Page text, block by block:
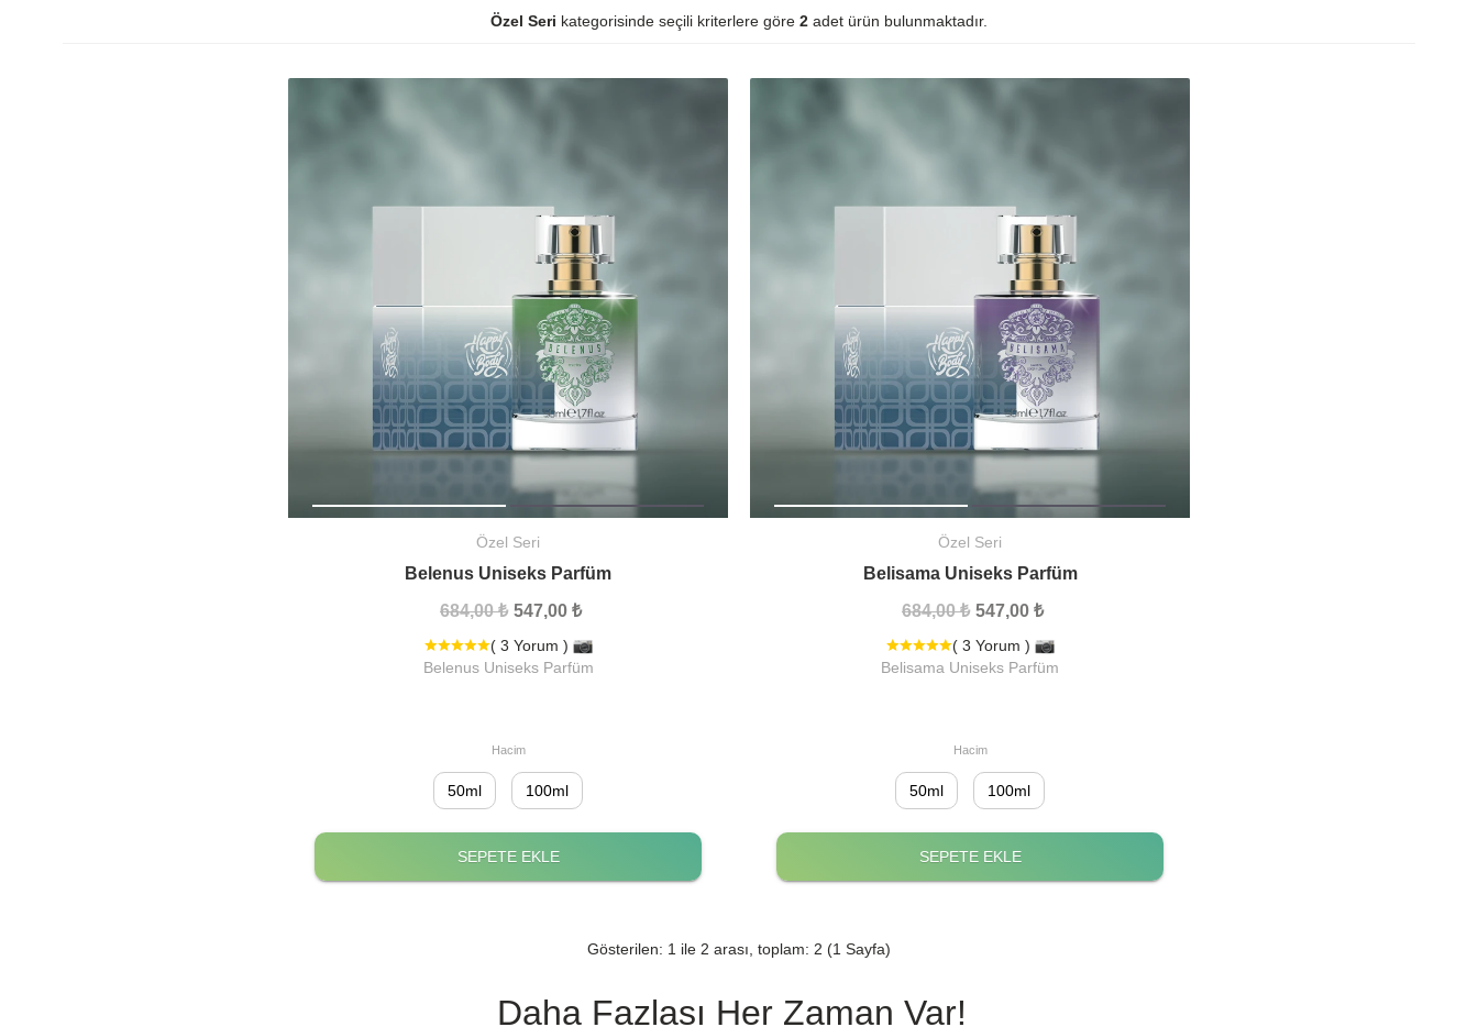
Özel Seri kategorisinde seçili kriterlere göre 2 adet ürün bulunmaktadır.
Özel Seri
Belenus Uniseks Parfüm
684,00 ₺ 547,00 ₺
( 3 Yorum )
Belenus Uniseks Parfüm
Hacim
50ml 100ml
SEPETE EKLE
Özel Seri
Belisama Uniseks Parfüm
684,00 ₺ 547,00 ₺
( 3 Yorum )
Belisama Uniseks Parfüm
Hacim
50ml 100ml
SEPETE EKLE
Gösterilen: 1 ile 2 arası, toplam: 2 (1 Sayfa)
Daha Fazlası Her Zaman Var!